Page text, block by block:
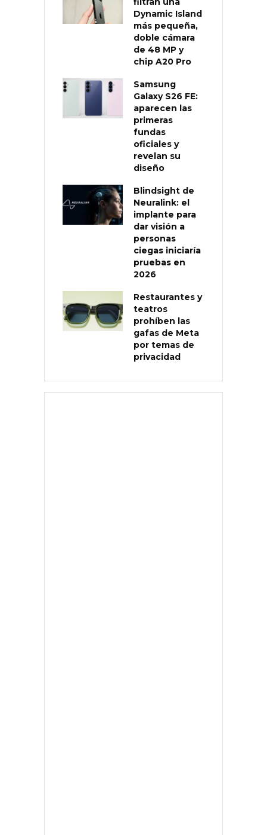
Dynamic Island
más pequeña,
doble cámara
de 48 MP y
chip A20 Pro
Samsung
Galaxy S26 FE:
aparecen las
primeras
fundas
oficiales y
revelan su
diseño
Blindsight de
Neuralink: el
implante para
dar visión a
personas
ciegas iniciaría
pruebas en
2026
Restaurantes y
teatros
prohíben las
gafas de Meta
por temas de
privacidad